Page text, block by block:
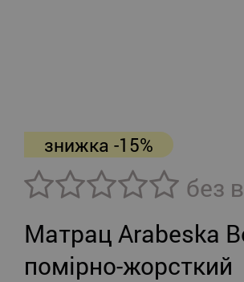
знижка -15%
без
Матрац Arabeska
помірно-жорсткий